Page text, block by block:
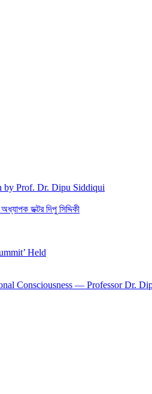
by Prof. Dr. Dipu Siddiqui
ডক্টর দিপু সিদ্দিকী
Held
Consciousness — Professor Dr.